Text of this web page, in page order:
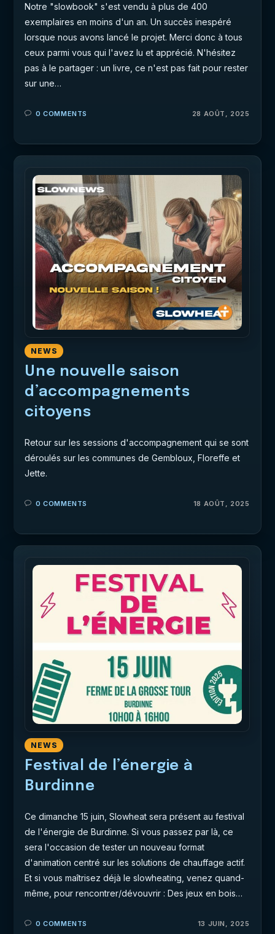
Notre "slowbook" s'est vendu à plus de 400
exemplaires en moins d'un an. Un succès inespéré
lorsque nous avons lancé le projet. Merci donc à tous
ceux parmi vous qui l'avez lu et apprécié. N'hésitez
pas à le partager : un livre, ce n'est pas fait pour rester
sur une…
0 COMMENTS 28 AOÛT, 2025
NEWS
Une nouvelle saison
d’accompagnements
citoyens
Retour sur les sessions d'accompagnement qui se sont
déroulés sur les communes de Gembloux, Floreffe et
Jette.
0 COMMENTS 18 AOÛT, 2025
NEWS
Festival de l’énergie à
Burdinne
Ce dimanche 15 juin, Slowheat sera présent au festival
de l'énergie de Burdinne. Si vous passez par là, ce
sera l'occasion de tester un nouveau format
d'animation centré sur les solutions de chauffage actif.
Et si vous maîtrisez déjà le slowheating, venez quand-
même, pour rencontrer/dévouvrir : Des jeux en bois…
0 COMMENTS 13 JUIN, 2025